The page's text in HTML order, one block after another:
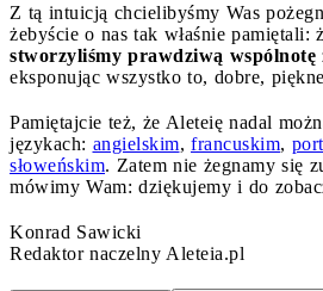
Z tą intuicją chcielibyśmy Was
żebyście o nas tak właśnie pamiętali:
stworzyliśmy prawdziwą wspólnotę
eksponując wszystko to, dobre,
Pamiętajcie też, że Aleteię nadal
językach: angielskim, francuskim,
słoweńskim. Zatem nie żegnamy się
mówimy Wam: dziękujemy i do
Konrad Sawicki
Redaktor naczelny Aleteia.pl